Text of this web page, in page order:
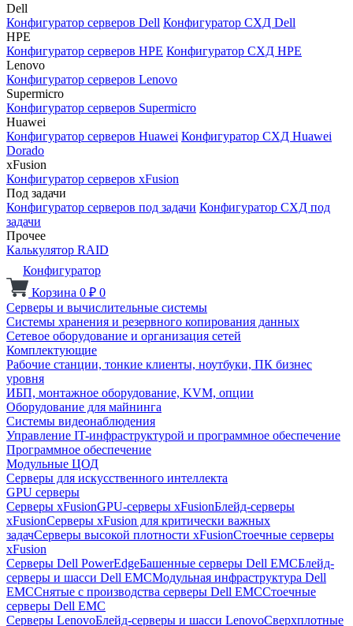
Dell
Конфигуратор серверов Dell Конфигуратор СХД Dell
HPE
Конфигуратор серверов HPE Конфигуратор СХД HPE
Lenovo
Конфигуратор серверов Lenovo
Supermicro
Конфигуратор серверов Supermicro
Huawei
Конфигуратор серверов Huawei Конфигуратор СХД Huawei
Dorado
xFusion
Конфигуратор серверов xFusion
Под задачи
Конфигуратор серверов под задачи Конфигуратор СХД под
задачи
Прочее
Калькулятор RAID
Конфигуратор
Корзина 0 ₽ 0
Серверы и вычислительные системы
Системы хранения и резервного копирования данных
Сетевое оборудование и организация сетей
Комплектующие
Рабочие станции, тонкие клиенты, ноутбуки, ПК бизнес
уровня
ИБП, монтажное оборудование, KVM, опции
Оборудование для майнинга
Системы видеонаблюдения
Управление IT-инфраструктурой и программное обеспечение
Программное обеспечение
Модульные ЦОД
Серверы для искусственного интеллекта
GPU серверы
Серверы xFusionGPU-серверы xFusionБлейд-серверы
xFusionСерверы xFusion для критически важных
задачСерверы высокой плотности xFusionСтоечные серверы
xFusion
Серверы Dell PowerEdgeБашенные серверы Dell EMCБлейд-
серверы и шасси Dell EMCМодульная инфраструктура Dell
EMCСнятые с производства серверы Dell EMCСтоечные
серверы Dell EMC
Серверы LenovoБлейд-серверы и шасси LenovoСверхплотные